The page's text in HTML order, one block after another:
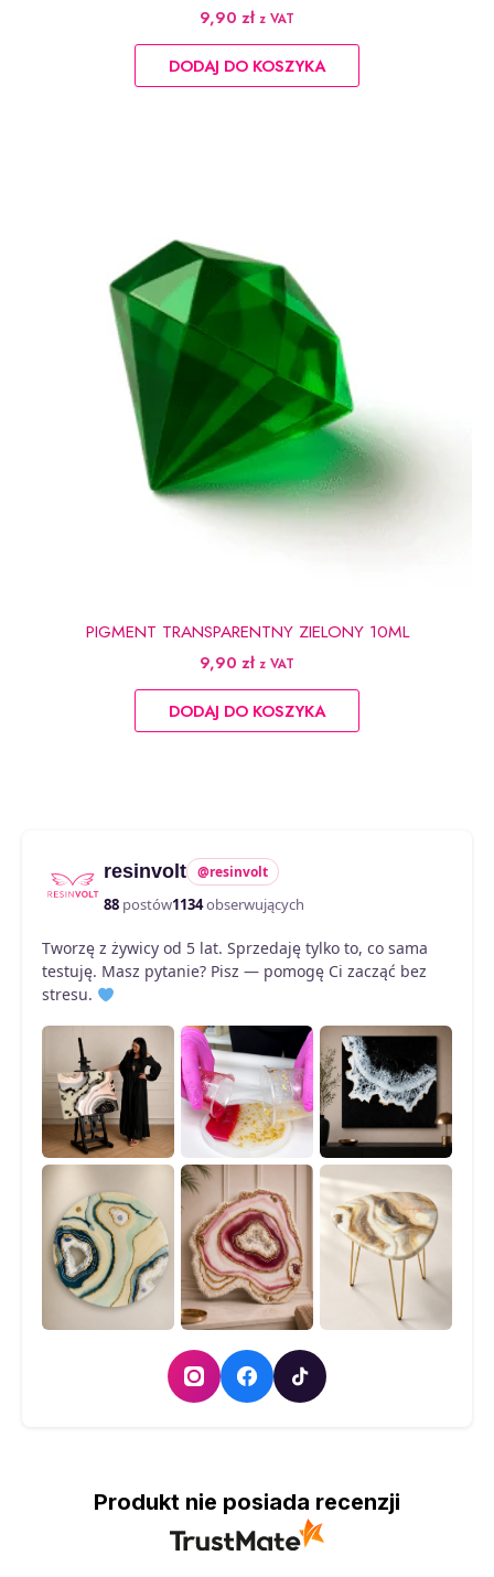
9,90 zł z VAT
DODAJ DO KOSZYKA
PIGMENT TRANSPARENTNY ZIELONY 10ML
9,90 zł z VAT
DODAJ DO KOSZYKA
resinvolt @resinvolt
88 postów1134obserwujących
Tworzę z żywicy od 5 lat. Sprzedaję tylko to, co sama
testuję. Masz pytanie? Pisz — pomogę Ci zacząć bez
stresu.
Produkt nie posiada recenzji